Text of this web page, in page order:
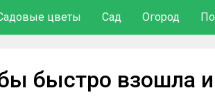
цветы Сад Огород
быстро взошла и